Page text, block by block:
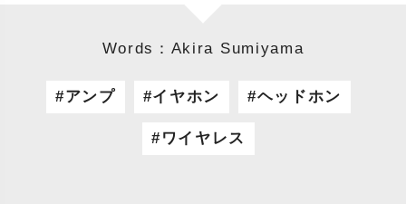
Words：Akira Sumiyama
アンプ イヤホン ヘッドホン
ワイヤレス